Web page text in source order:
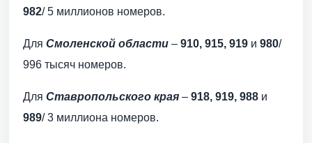
982/ 5 миллионов номеров.
Для Смоленской области – 910, 915, 919 и 980/
996 тысяч номеров.
Для Ставропольского края – 918, 919, 988 и
989/ 3 миллиона номеров.